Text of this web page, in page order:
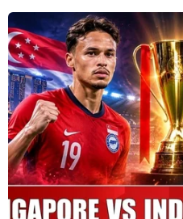
Trải nghiệm
lượn mạo hiểm tại
28/03/2022 07:00
Thời gian gần đây, mô hình
không là dù lượn đã xuất
bước đầu thu hút được